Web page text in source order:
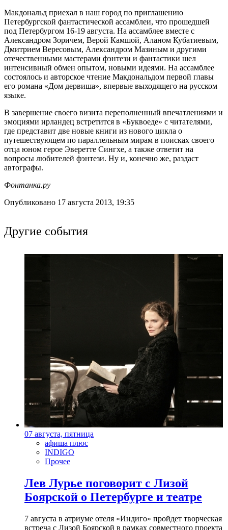
Макдональд приехал в наш город по приглашению
Петербургской фантастической ассамблеи, что прошедшей
под Петербургом 16-19 августа. На ассамблее вместе с
Александром Зоричем, Верой Камшой, Аланом Кубатиевым,
Дмитрием Вересовым, Александром Мазиным и другими
отечественными мастерами фэнтези и фантастики шел
интенсивный обмен опытом, новыми идеями. На ассамблее
состоялось и авторское чтение Макдональдом первой главы
его романа «Дом дервиша», впервые выходящего на русском
языке.
В завершение своего визита переполненный впечатлениями и
эмоциями ирландец встретится в «Буквоеде» с читателями,
где представит две новые книги из нового цикла о
путешествующем по параллельным мирам в поисках своего
отца юном герое Эверетте Сингхе, а также ответит на
вопросы любителей фэнтези. Ну и, конечно же, раздаст
автографы.
Фонтанка.ру
Опубликовано 17 августа 2013, 19:35
Другие события
07 августа, пятница
афиша плюс
INDIGO
Прочее
Лев Лурье поговорит с Лизой
Боярской о Петербурге и театре
7 августа в атриуме отеля «Индиго» пройдет творческая
встреча с Лизой Боярской в рамках совместного проекта